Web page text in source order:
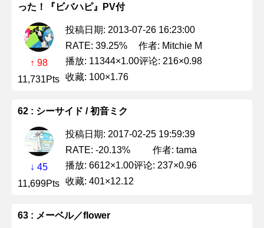
った！『ビバハピ』PV付
↑ 98
11,731Pts
投稿日期: 2013-07-26 16:23:00
RATE: 39.25%
作者: Mitchie M
播放: 11344×1.00评论: 216×0.98
收藏: 100×1.76
62 : シーサイド / 初音ミク
↓ 45
11,699Pts
投稿日期: 2017-02-25 19:59:39
RATE: -20.13%
作者: tama
播放: 6612×1.00评论: 237×0.96
收藏: 401×12.12
63 : メーベル／flower